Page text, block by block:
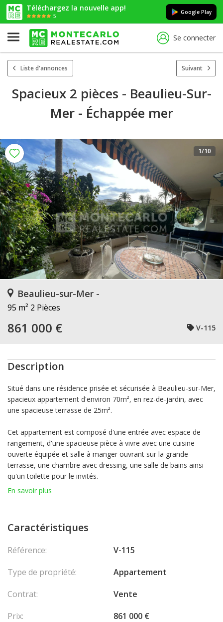
Téléchargez la nouvelle app!
5
Google Play
Se connecter
Liste d'annonces Suivant
Spacieux 2 pièces - Beaulieu-Sur-
Mer - Échappée mer
1/10
Beaulieu-sur-Mer -
95 m² 2 Pièces
861 000 € V-115
Description
Situé dans une résidence prisée et sécurisée à Beaulieu-sur-Mer,
spacieux appartement d'environ 70m², en rez-de-jardin, avec
une spacieuse terrasse de 25m².
Cet appartement est composé d'une entrée avec espace de
rangement, d'une spacieuse pièce à vivre avec une cuisine
ouverte équipée et salle à manger ouvrant sur la grande
terrasse, une chambre avec dressing, une salle de bains ainsi
qu'un toilette pour le invités.
Deux caves et un garage avec porte automatique complètent ce
En collaboration avec : Agence de la Presqu'ile
En savoir plus
Caractéristiques
Référence:
V-115
Type de propriété:
Appartement
Contrat:
Vente
Prix:
861 000 €